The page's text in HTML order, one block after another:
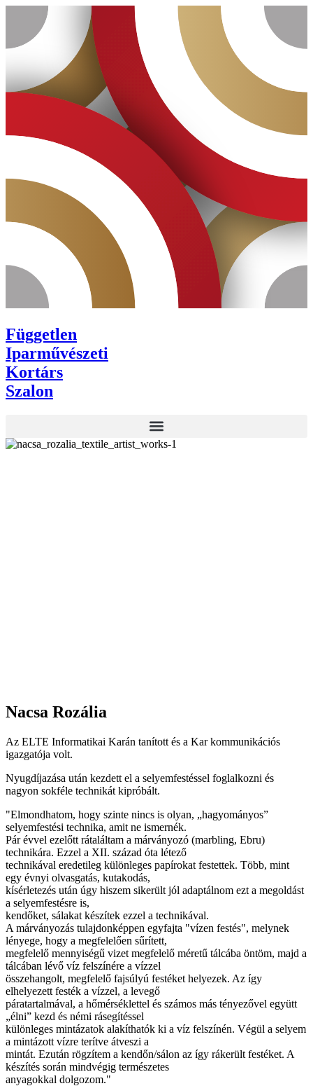
tartalomhoz
Független
Iparművészeti
Kortárs
Szalon
Nacsa Rozália
Az ELTE Informatikai Karán tanított és a Kar kommunikációs
igazgatója volt.
Nyugdíjazása után kezdett el a selyemfestéssel foglalkozni és
nagyon sokféle technikát kipróbált.
"Elmondhatom, hogy szinte nincs is olyan, „hagyományos”
selyemfestési technika, amit ne ismernék.
Pár évvel ezelőtt rátaláltam a márványozó (marbling, Ebru)
technikára. Ezzel a XII. század óta létező
technikával eredetileg különleges papírokat festettek. Több, mint
egy évnyi olvasgatás, kutakodás,
kísérletezés után úgy hiszem sikerült jól adaptálnom ezt a megoldást
a selyemfestésre is,
kendőket, sálakat készítek ezzel a technikával.
A márványozás tulajdonképpen egyfajta "vízen festés", melynek
lényege, hogy a megfelelően sűrített,
megfelelő mennyiségű vizet megfelelő méretű tálcába öntöm, majd a
tálcában lévő víz felszínére a vízzel
összehangolt, megfelelő fajsúlyú festéket helyezek. Az így
elhelyezett festék a vízzel, a levegő
páratartalmával, a hőmérséklettel és számos más tényezővel együtt
„élni” kezd és némi rásegítéssel
különleges mintázatok alakíthatók ki a víz felszínén. Végül a selyem
a mintázott vízre terítve átveszi a
mintát. Ezután rögzítem a kendőn/sálon az így rákerült festéket. A
készítés során mindvégig természetes
anyagokkal dolgozom."